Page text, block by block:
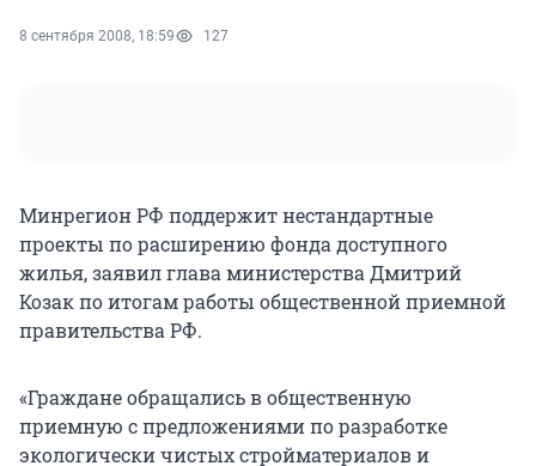
8 сентября 2008, 18:59 127
Минрегион РФ поддержит нестандартные
проекты по расширению фонда доступного
жилья, заявил глава министерства Дмитрий
Козак по итогам работы общественной приемной
правительства РФ.
«Граждане обращались в общественную
приемную с предложениями по разработке
экологически чистых стройматериалов и